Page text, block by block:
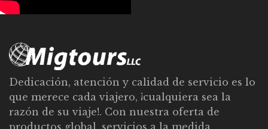
Dedicación, atención y calidad de servicio es lo
que merece cada viajero, ¡cualquiera sea la
razón de su viaje!. Con nuestra oferta de
productos global, servicios a la medida,